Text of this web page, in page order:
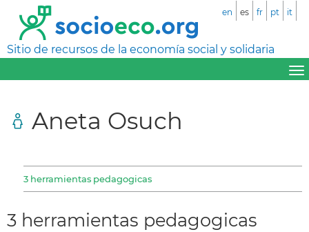
Sitio de recursos de la economía social y solidaria
en es fr pt it
Aneta Osuch
3 herramientas pedagogicas
3 herramientas pedagogicas